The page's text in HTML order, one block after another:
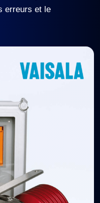
erreurs et le